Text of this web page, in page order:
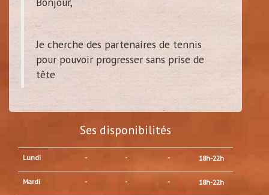
Je cherche des partenaires de tennis
pour pouvoir progresser sans prise de
tête
Ses disponibilités
Lundi - - - 18h-22h
Mardi - - - 18h-22h